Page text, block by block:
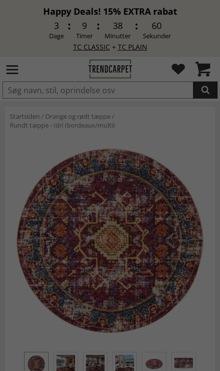
Happy Deals! 15% EXTRA rabat
3
Dage
9
Timer
38
Minutter
60
Sekunder
TC CLASSIC + TC PLAIN
LAGT I INDKØBSKURVEN.
Startsiden / Orange og rødt tæppe/
Rundt tæppe - Idri (bordeaux/multi)